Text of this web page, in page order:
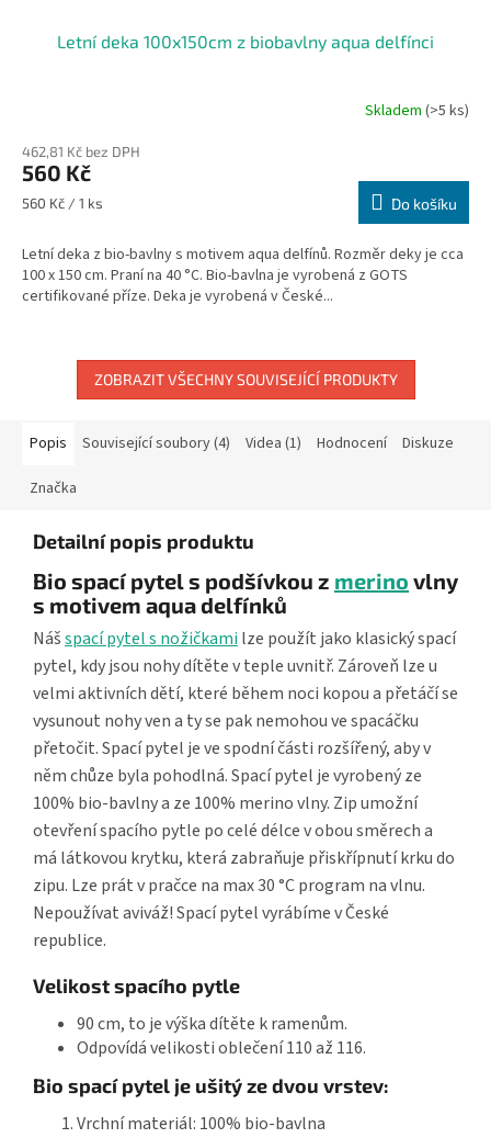
Letní deka 100x150cm z biobavlny aqua delfínci
Skladem (>5 ks)
462,81 Kč bez DPH
560 Kč
Měrná
560 Kč / 1 ks Do košíku
Letní deka z bio-bavlny s motivem aqua delfínů. Rozměr deky je cca
100 x 150 cm. Praní na 40 °C. Bio-bavlna je vyrobená z GOTS
certifikované příze. Deka je vyrobená v České...
ZOBRAZIT VŠECHNY SOUVISEJÍCÍ PRODUKTY
Popis Související soubory (4) Videa (1) Hodnocení Diskuze
Značka
Detailní popis produktu
Bio spací pytel s podšívkou z merino vlny
s motivem aqua delfínků
Nášspací pytel s nožičkami lze použít jako klasický spací
pytel, kdy jsou nohy dítěte v teple uvnitř. Zároveň lze u
velmi aktivních dětí, které během noci kopou a přetáčí se
vysunout nohy ven a ty se pak nemohou ve spacáčku
přetočit. Spací pytel je ve spodní části rozšířený, aby v
něm chůze byla pohodlná. Spací pytel je vyrobený ze
100% bio-bavlny a ze 100% merino vlny. Zip umožní
otevření spacího pytle po celé délce v obou směrech a
má látkovou krytku, která zabraňuje přiskřípnutí krku do
zipu. Lze prát v pračce na max 30 °C program na vlnu.
Nepoužívat aviváž! Spací pytel vyrábíme v České
republice.
Velikost spacího pytle
90 cm, to je výška dítěte k ramenům.
Odpovídá velikosti oblečení 110 až 116.
Bio spací pytel je ušitý ze dvou vrstev:
Vrchní materiál: 100% bio-bavlna